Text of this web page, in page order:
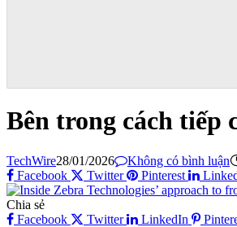
Bên trong cách tiếp
TechWire28/01/2026 Không có bình luận
Facebook
Twitter Pinterest
Chia sẻ
Facebook
Twitter LinkedIn